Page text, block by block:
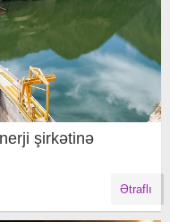
şirkətinə
Ətraflı